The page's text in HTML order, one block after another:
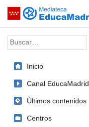
Saltar navegación
Palabra o frase:
Inicio
Canal EducaMadrid
Últimos contenidos
Centros